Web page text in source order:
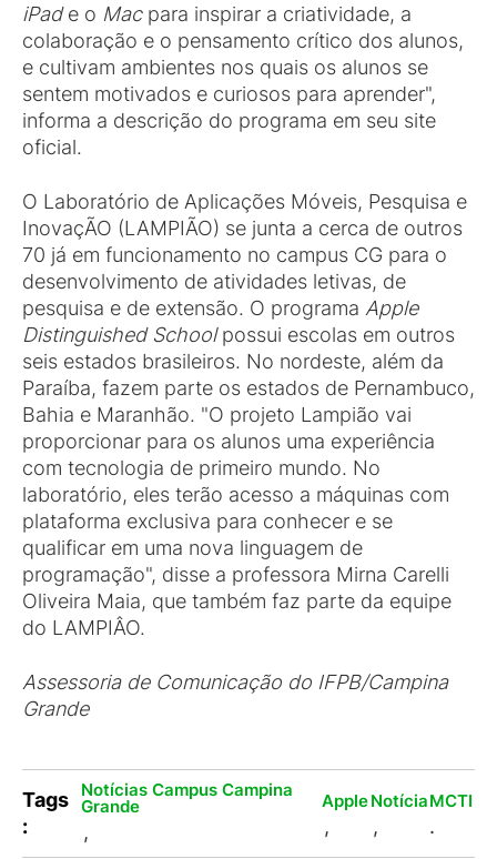
iPade o Macpara inspirar a criatividade, a
colaboração e o pensamento crítico dos alunos,
e cultivam ambientes nos quais os alunos se
sentem motivados e curiosos para aprender",
informa a descrição do programa em seu site
oficial.
O Laboratório de Aplicações Móveis, Pesquisa e
InovaçÃO (LAMPIÃO) se junta a cerca de outros
70 já em funcionamento no campus CG para o
desenvolvimento de atividades letivas, de
pesquisa e de extensão. O programa Apple
Distinguished Schoolpossui escolas em outros
seis estados brasileiros. No nordeste, além da
Paraíba, fazem parte os estados de Pernambuco,
Bahia e Maranhão. "O projeto Lampião vai
proporcionar para os alunos uma experiência
com tecnologia de primeiro mundo. No
laboratório, eles terão acesso a máquinas com
plataforma exclusiva para conhecer e se
qualificar em uma nova linguagem de
programação", disse a professora Mirna Carelli
Oliveira Maia, que também faz parte da equipe
do LAMPIÂO.
Assessoria de Comunicação do IFPB/Campina
Grande
Tags
:
Notícias Campus Campina
Grande
,
Apple
,
Notícia
,
MCTI
.